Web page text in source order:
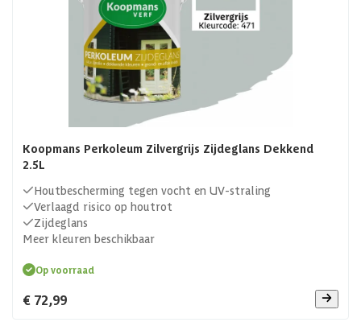
Koopmans Perkoleum Zilvergrijs Zijdeglans Dekkend
2.5L
Houtbescherming tegen vocht en UV-straling
Verlaagd risico op houtrot
Zijdeglans
Meer kleuren beschikbaar
Op voorraad
€ 72,99